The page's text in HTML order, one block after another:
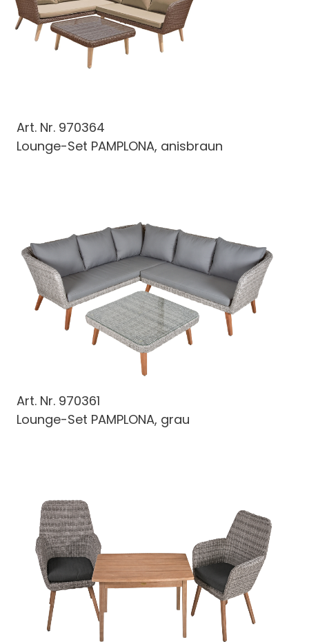
Art. Nr. 970364
Lounge-Set PAMPLONA, anisbraun
Art. Nr. 970361
Lounge-Set PAMPLONA, grau